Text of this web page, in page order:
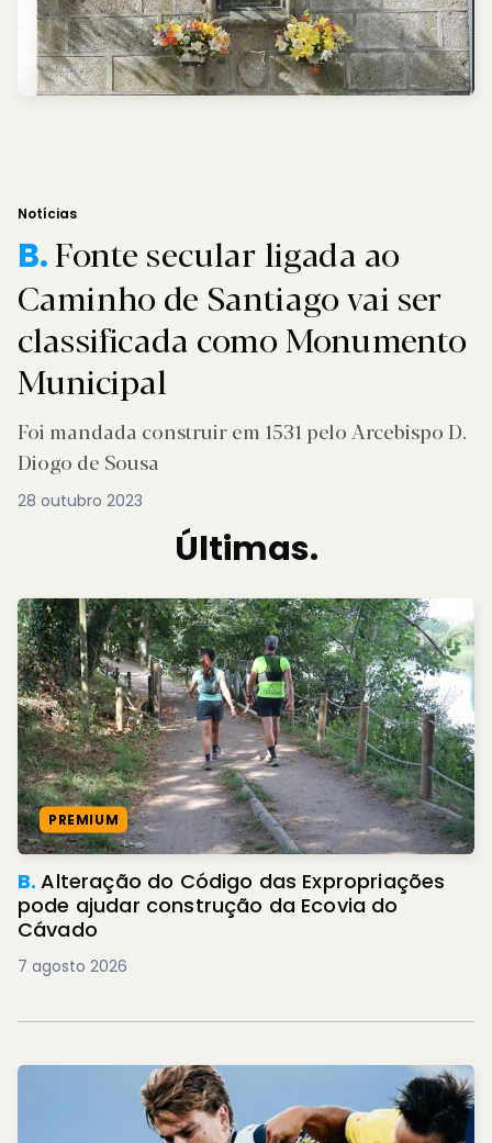
Notícias
B.Fonte secular ligada ao
Caminho de Santiago vai ser
classificada como Monumento
Municipal
Foi mandada construir em 1531 pelo Arcebispo D.
Diogo de Sousa
28 outubro 2023
Últimas.
PREMIUM
B.Alteração do Código das Expropriações
pode ajudar construção da Ecovia do
Cávado
7 agosto 2026